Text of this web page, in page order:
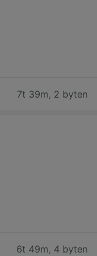
7t 39m, 2 byten
6t 49m, 4 byten